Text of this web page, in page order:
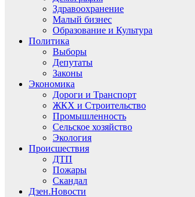
Здравоохранение
Малый бизнес
Образование и Культура
Политика
Выборы
Депутаты
Законы
Экономика
Дороги и Транспорт
ЖКХ и Строительство
Промышленность
Сельское хозяйство
Экология
Происшествия
ДТП
Пожары
Скандал
Дзен.Новости